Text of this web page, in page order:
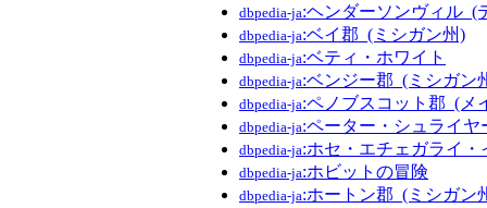
dbpedia-ja:ヘンダーソンヴィル_(
dbpedia-ja:ベイ郡_(ミシガン州)
dbpedia-ja:ベティ・ホワイト
dbpedia-ja:ベンジー郡_(ミシガン
dbpedia-ja:ペノブスコット郡_(メ
dbpedia-ja:ペーター・シュライヤ
dbpedia-ja:ホセ・エチェガライ・
dbpedia-ja:ホビットの冒険
dbpedia-ja:ホートン郡_(ミシガン